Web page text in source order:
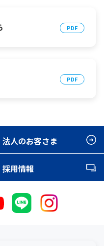
法人のお客さま
採用情報